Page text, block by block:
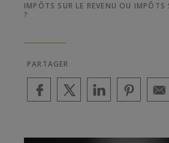
IMPÔTS SUR LE REVENU OU IMPÔTS
?
PARTAGER